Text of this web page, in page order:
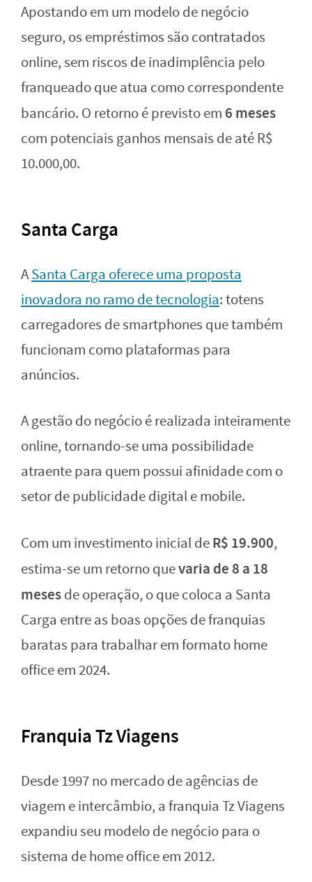
Apostando em um modelo de negócio
seguro, os empréstimos são contratados
online, sem riscos de inadimplência pelo
franqueado que atua como correspondente
bancário. O retorno é previsto em 6 meses
com potenciais ganhos mensais de até R$
10.000,00.
Santa Carga
ASanta Carga oferece uma proposta
inovadora no ramo de tecnologia: totens
carregadores de smartphones que também
funcionam como plataformas para
anúncios.
A gestão do negócio é realizada inteiramente
online, tornando-se uma possibilidade
atraente para quem possui afinidade com o
setor de publicidade digital e mobile.
Com um investimento inicial deR$ 19.900,
estima-se um retorno quevaria de 8 a 18
mesesde operação, o que coloca a Santa
Carga entre as boas opções de franquias
baratas para trabalhar em formato home
office em 2024.
Franquia Tz Viagens
Desde 1997 no mercado de agências de
viagem e intercâmbio, a franquia Tz Viagens
expandiu seu modelo de negócio para o
sistema de home office em 2012.